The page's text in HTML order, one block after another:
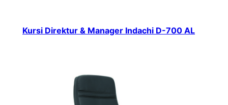
Kursi Direktur & Manager Indachi D-700 AL